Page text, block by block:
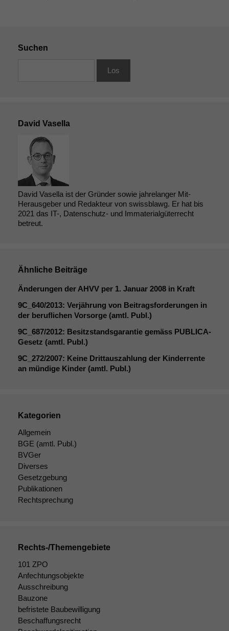
Suchen
David Vasella
David Vasella ist der Gründer sowie jahrelanger Mit-
Herausgeber und Redakteur von swissblawg. Er hat bis
2021 das IT-, Datenschutz- und Immaterialgüterrecht
betreut.
Ähnliche Beiträge
Änderungen der AHVV per 1. Januar 2008 in Kraft
9C_640/2013: Verjährung von Beitragsforderungen in
der beruflichen Vorsorge (amtl. Publ.)
9C_687/2012: Besitzstandsgarantie gemäss PUBLICA-
Gesetz (amtl. Publ.)
9C_272/2007: Keine Drittauszahlung der Kinderrente
an mündige Kinder (amtl. Publ.)
Kategorien
Allgemein
BGE (amtl. Publ.)
BVGer
Diverses
Gesetzgebung
Publikationen
Rechtsprechung
Rechts-/Themengebiete
101 ZPO
Anfechtungsobjekte
Ausschreibung
Bauzone
befristete Baubewilligung
Beschaffungsrecht